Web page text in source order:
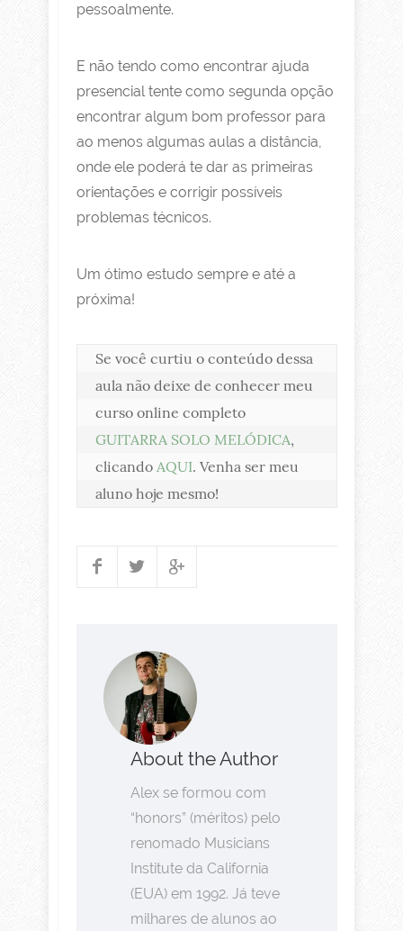
pessoalmente.
E não tendo como encontrar ajuda
presencial tente como segunda opção
encontrar algum bom professor para
ao menos algumas aulas a distância,
onde ele poderá te dar as primeiras
orientações e corrigir possíveis
problemas técnicos.
Um ótimo estudo sempre e até a
próxima!
Se você curtiu o conteúdo dessa
aula não deixe de conhecer meu
GUITARRA SOLO MELÓDICA,
clicando AQUI. Venha ser meu
aluno hoje mesmo!
About the Author
Alex se formou com
“honors” (méritos) pelo
renomado Musicians
Institute da California
(EUA) em 1992. Já teve
milhares de alunos ao